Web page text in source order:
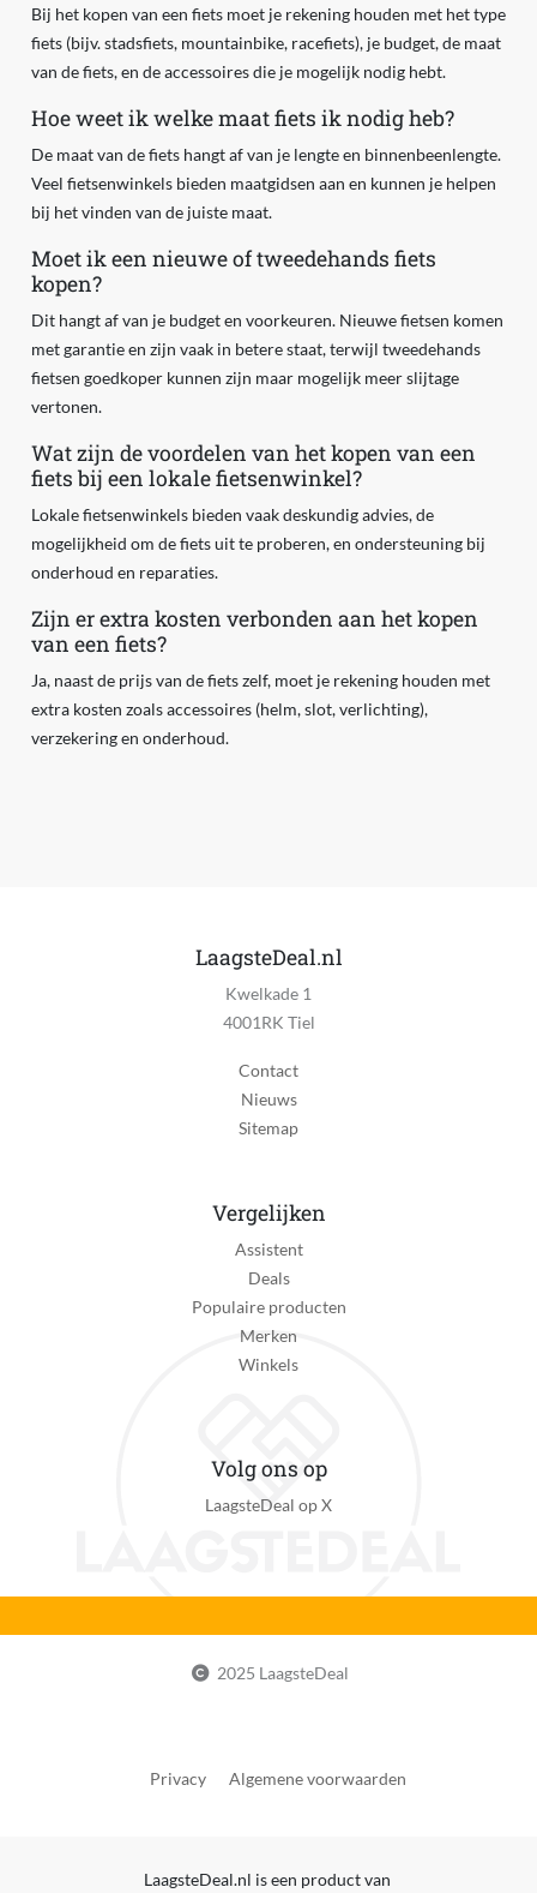
Bij het kopen van een fiets moet je rekening houden met het type
fiets (bijv. stadsfiets, mountainbike, racefiets), je budget, de maat
van de fiets, en de accessoires die je mogelijk nodig hebt.
Hoe weet ik welke maat fiets ik nodig heb?
De maat van de fiets hangt af van je lengte en binnenbeenlengte.
Veel fietsenwinkels bieden maatgidsen aan en kunnen je helpen
bij het vinden van de juiste maat.
Moet ik een nieuwe of tweedehands fiets
kopen?
Dit hangt af van je budget en voorkeuren. Nieuwe fietsen komen
met garantie en zijn vaak in betere staat, terwijl tweedehands
fietsen goedkoper kunnen zijn maar mogelijk meer slijtage
vertonen.
Wat zijn de voordelen van het kopen van een
fiets bij een lokale fietsenwinkel?
Lokale fietsenwinkels bieden vaak deskundig advies, de
mogelijkheid om de fiets uit te proberen, en ondersteuning bij
onderhoud en reparaties.
Zijn er extra kosten verbonden aan het kopen
van een fiets?
Ja, naast de prijs van de fiets zelf, moet je rekening houden met
extra kosten zoals accessoires (helm, slot, verlichting),
verzekering en onderhoud.
LaagsteDeal.nl
Kwelkade 1
4001RK Tiel
Contact
Nieuws
Sitemap
Vergelijken
Assistent
Deals
Populaire producten
Merken
Winkels
Volg ons op
LaagsteDeal op X
2025 LaagsteDeal
Privacy Algemene voorwaarden
LaagsteDeal.nl is een product van